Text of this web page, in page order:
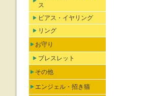
ス
ピアス・イヤリング
リング
お守り
ブレスレット
その他
エンジェル・招き猫